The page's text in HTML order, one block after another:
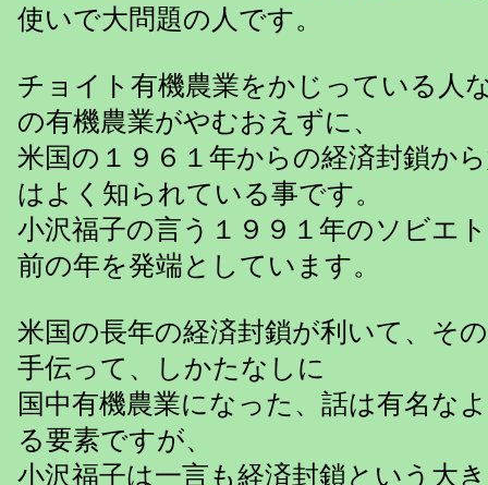
使いで大問題の人です。
チョイト有機農業をかじっている人
の有機農業がやむおえずに、
米国の１９６１年からの経済封鎖か
はよく知られている事です。
小沢福子の言う１９９１年のソビエ
前の年を発端としています。
米国の長年の経済封鎖が利いて、そ
手伝って、しかたなしに
国中有機農業になった、話は有名な
る要素ですが、
小沢福子は一言も経済封鎖という大